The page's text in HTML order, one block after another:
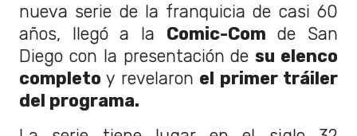
nueva serie de la franquicia de casi 60
años, llegó a la Comic-Com de San
Diego con la presentación desu elenco
completoy revelaron el primer tráiler
del programa.